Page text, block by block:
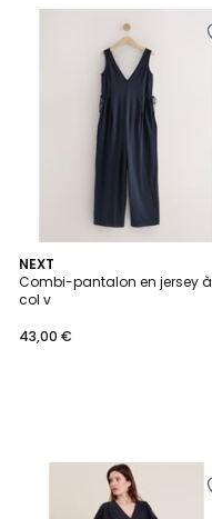
NEXT
Combi-pantalon en jersey à
col v
43,00 €